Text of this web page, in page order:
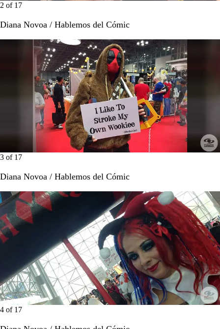
2 of 17
Diana Novoa / Hablemos del Cómic
3 of 17
Diana Novoa / Hablemos del Cómic
4 of 17